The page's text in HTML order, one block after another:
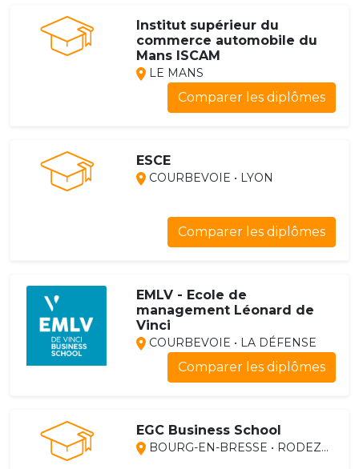
Institut supérieur du
commerce automobile du
Mans ISCAM
LE MANS
Comparer les diplômes
ESCE
COURBEVOIE • LYON
Comparer les diplômes
EMLV - Ecole de
management Léonard de
Vinci
COURBEVOIE • LA DÉFENSE
Comparer les diplômes
EGC Business School
BOURG-EN-BRESSE • RODEZ...